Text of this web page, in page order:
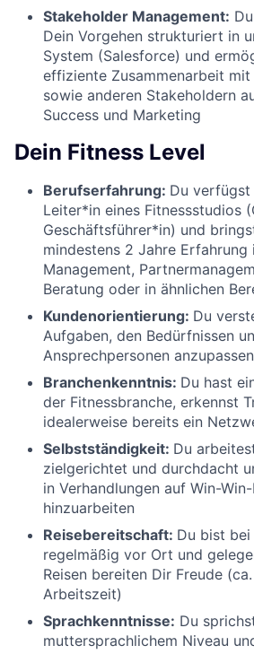
Stakeholder Management:
Dein Vorgehen strukturiert in
System (Salesforce) und
effiziente Zusammenarbeit mit
sowie anderen Stakeholdern
Success und Marketing
Dein Fitness Level
Berufserfahrung: Du
Leiter*in eines Fitnessstudios
Geschäftsführer*in) und
mindestens 2 Jahre Erfahrung
Management,
Beratung oder in ähnlichen
Kundenorientierung: Du
Aufgaben, den Bedürfnissen
Ansprechpersonen anzupassen
Branchenkenntnis: Du hast
der Fitnessbranche, erkennst
idealerweise bereits ein
Selbstständigkeit: Du
zielgerichtet und durchdacht
in Verhandlungen auf Win-
hinzuarbeiten
Reisebereitschaft: Du bist bei
regelmäßig vor Ort und
Reisen bereiten Dir Freude
Arbeitszeit)
Sprachkenntnisse: Du
muttersprachlichem Niveau